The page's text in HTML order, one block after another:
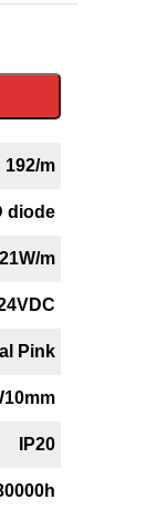
192/m
diode
21W/m
Pink
IP20